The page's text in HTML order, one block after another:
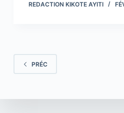
REDACTION KIKOTE AYITI
PRÉC